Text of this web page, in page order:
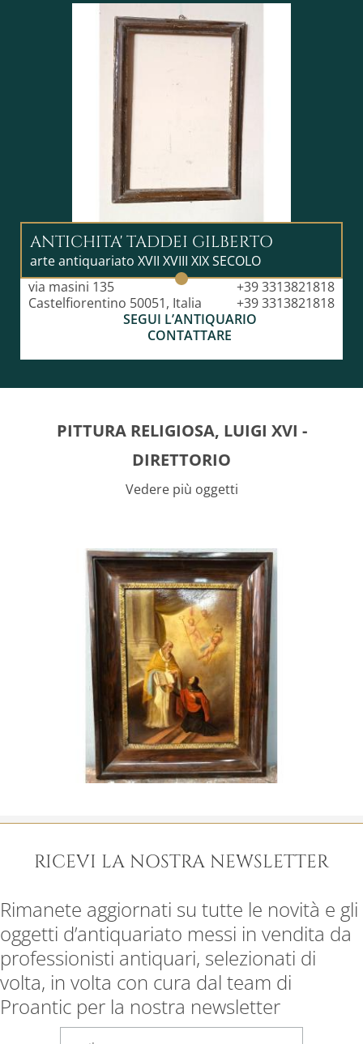
ANTICHITA' TADDEI GILBERTO
arte antiquariato XVII XVIII XIX SECOLO
via masini 135
Castelfiorentino 50051, Italia
+39 3313821818
+39 3313821818
SEGUI L’ANTIQUARIO
CONTATTARE
PITTURA RELIGIOSA, LUIGI XVI -
DIRETTORIO
Vedere più oggetti
RICEVI LA NOSTRA NEWSLETTER
Rimanete aggiornati su tutte le novità e gli
oggetti d’antiquariato messi in vendita da
professionisti antiquari, selezionati di
volta, in volta con cura dal team di
Proantic per la nostra newsletter